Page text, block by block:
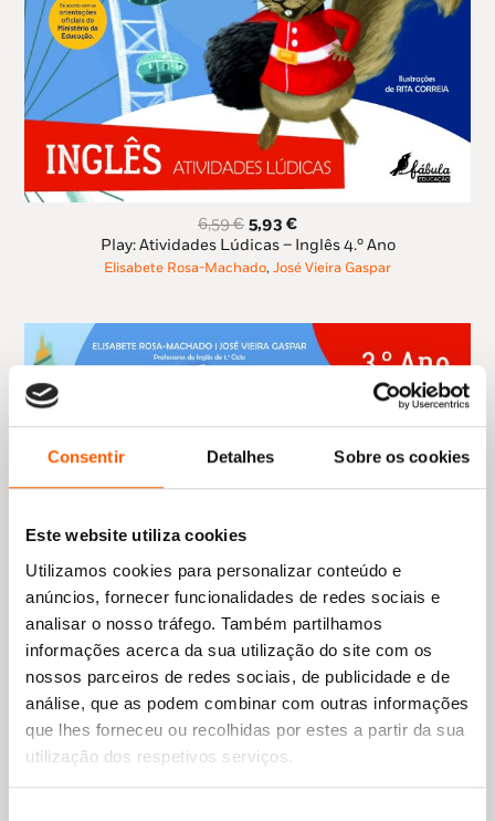
Consentir Detalhes Sobre os cookies
Este website utiliza cookies
Utilizamos cookies para personalizar conteúdo e
anúncios, fornecer funcionalidades de redes sociais e
analisar o nosso tráfego. Também partilhamos
informações acerca da sua utilização do site com os
nossos parceiros de redes sociais, de publicidade e de
análise, que as podem combinar com outras informações
que lhes forneceu ou recolhidas por estes a partir da sua
utilização dos respetivos serviços.
6,59€ O
preço
original
5,93 €O
preço
atual
Play: Atividades Lúdicas – Inglês 4.º Ano
Elisabete Rosa-Machado, José Vieira Gaspar